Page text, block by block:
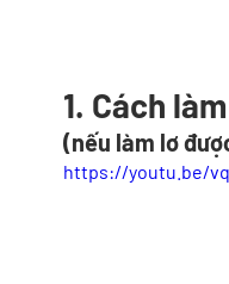
1. Cách
(nếu làm lơ
https://youtu.be/